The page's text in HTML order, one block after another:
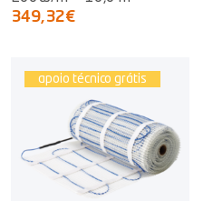
349,32€
apoio técnico grátis